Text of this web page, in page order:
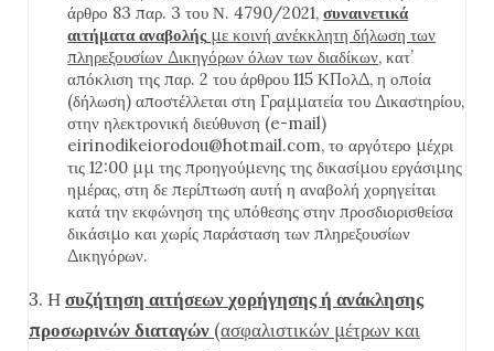
άρθρο 83 παρ. 3 του Ν. 4790/2021,συναινετικά
αιτήματα αναβολήςμε κοινή ανέκκλητη δήλωση των
πληρεξουσίων Δικηγόρων όλων των διαδίκων, κατ’
απόκλιση της παρ. 2 του άρθρου 115 ΚΠολΔ, η οποία
(δήλωση) αποστέλλεται στη Γραμματεία του Δικαστηρίου,
στην ηλεκτρονική διεύθυνση (e-mail)
eirinodikeiorodou@hotmail.com, το αργότερο μέχρι
τις 12:00 μμ της προηγούμενης της δικασίμου εργάσιμης
ημέρας, στη δε περίπτωση αυτή η αναβολή χορηγείται
κατά την εκφώνηση της υπόθεσης στην προσδιορισθείσα
δικάσιμο και χωρίς παράσταση των πληρεξουσίων
Δικηγόρων.
3. Ησυζήτηση αιτήσεωνχορήγησης ή ανάκλησης
προσωρινών διαταγών (ασφαλιστικών μέτρων και